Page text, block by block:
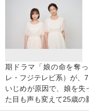
期ドラマ「娘の命を奪
レ・フジテレビ系）が、
いじめが原因で、娘を失
た目も声も変えて25歳の